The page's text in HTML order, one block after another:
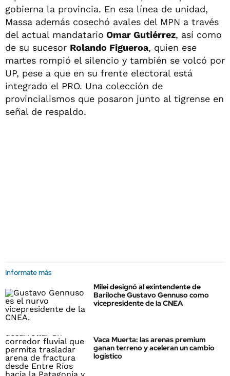
gobierna la provincia. En esa línea de unidad,
Massa además cosechó avales del MPN a través
del actual mandatario Omar Gutiérrez, así como
de su sucesor Rolando Figueroa, quien ese
martes rompió el silencio y también se volcó por
UP, pese a que en su frente electoral está
integrado el PRO. Una colección de
provincialismos que posaron junto al tigrense en
señal de respaldo.
Informate más
Milei designó al exintendente de
Bariloche Gustavo Gennuso como
vicepresidente de la CNEA
Vaca Muerta: las arenas premium
ganan terreno y aceleran un cambio
logístico